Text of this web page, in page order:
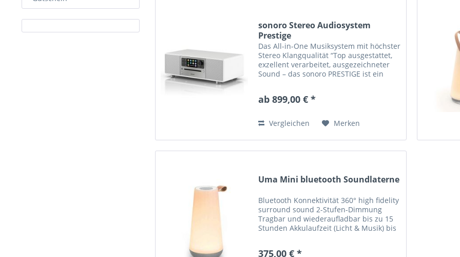
sonoro Stereo Audiosystem
Prestige
Das All-in-One Musiksystem mit höchster
Stereo Klangqualität “Top ausgestattet,
exzellent verarbeitet, ausgezeichneter
Sound – das sonoro PRESTIGE ist ein
Sonoro...
ab 899,00 € *
Vergleichen Merken
Uma Mini bluetooth Soundlaterne
Bluetooth Konnektivität 360° high fidelity
surround sound 2-Stufen-Dimmung
Tragbar und wiederaufladbar bis zu 15
Stunden Akkulaufzeit (Licht & Musik) bis
375,00 € *